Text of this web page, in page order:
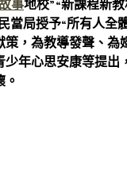
事地校”“新課程新
局授予“所有人全
，為教導發聲、為
年心思安康等提出